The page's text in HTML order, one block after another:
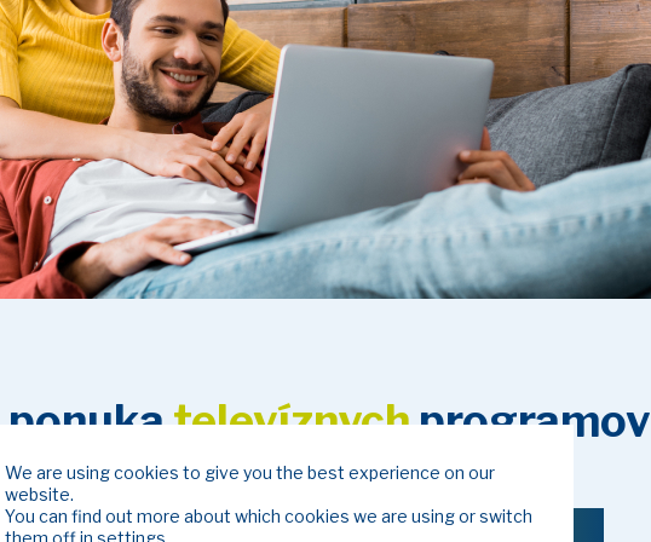
televíznych programov
We are using cookies to give you the best experience on our
website.
You can find out more about which cookies we are using or switch
them off in settings